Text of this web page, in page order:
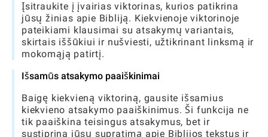
Įsitraukite į įvairias viktorinas, kurios patikrina
jūsų žinias apie Bibliją. Kiekvienoje viktorinoje
pateikiami klausimai su atsakymų variantais,
skirtais iššūkiui ir nušviesti, užtikrinant linksmą ir
mokomąją patirtį.
Išsamūs atsakymo paaiškinimai
Baigę kiekvieną viktoriną, gausite išsamius
kiekvieno atsakymo paaiškinimus. Ši funkcija ne
tik paaiškina teisingus atsakymus, bet ir
sustiprina jūsų supratimą apie Biblijos tekstus ir